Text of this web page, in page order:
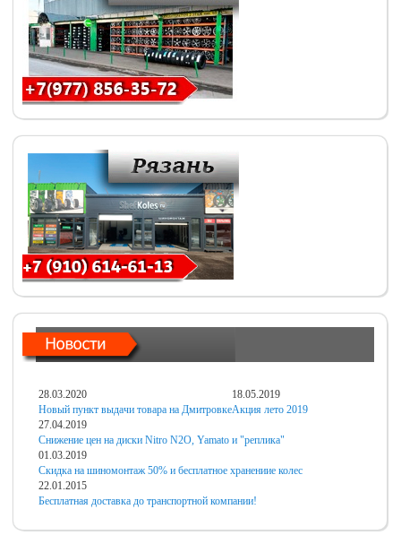
28.03.2020
Новый пункт выдачи товара на Дмитровке
18.05.2019
Акция лето 2019
27.04.2019
Снижение цен на диски Nitro N2O, Yamato и "реплика"
01.03.2019
Скидка на шиномонтаж 50% и бесплатное хранениие колес
22.01.2015
Бесплатная доставка до транспортной компании!